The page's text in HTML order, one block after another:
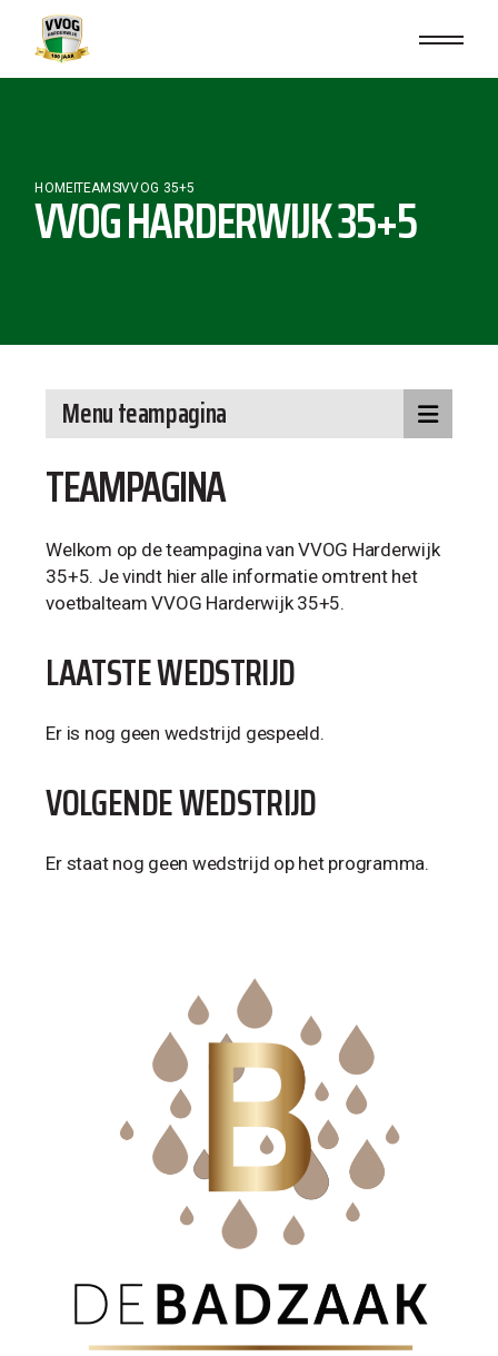
HOMETEAMSVVOG 35+5
VVOG HARDERWIJK 35+5
TEAMPAGINA
Welkom op de teampagina van VVOG Harderwijk
35+5. Je vindt hier alle informatie omtrent het
voetbalteam VVOG Harderwijk 35+5.
LAATSTE WEDSTRIJD
Er is nog geen wedstrijd gespeeld.
VOLGENDE WEDSTRIJD
Er staat nog geen wedstrijd op het programma.
Menu teampagina